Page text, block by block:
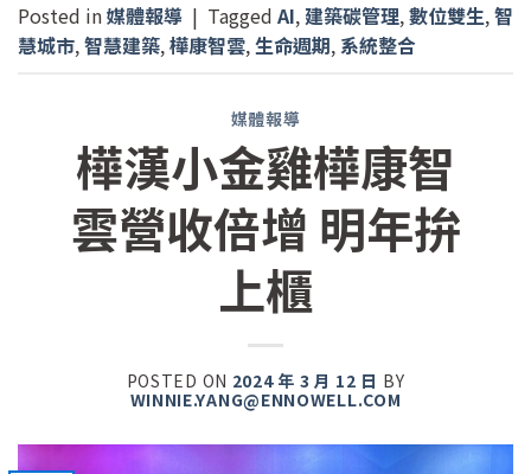
Posted in媒體報導 | Tagged AI,建築碳管理,數位雙生,智
慧城市,智慧建築,樺康智雲,生命週期,系統整合
媒體報導
樺漢小金雞樺康智
雲營收倍增 明年拚
上櫃
POSTED ON 2024 年 3 月 12 日 BY
WINNIE.YANG@ENNOWELL.COM